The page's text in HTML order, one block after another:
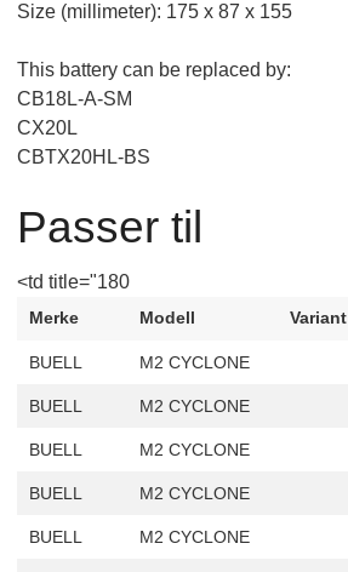
Size (millimeter): 175 x 87 x 155
This battery can be replaced by:
CB18L-A-SM
CX20L
CBTX20HL-BS
Passer til
<td title="180
Merke Modell Variant
BUELL M2 CYCLONE
BUELL M2 CYCLONE
BUELL M2 CYCLONE
BUELL M2 CYCLONE
BUELL M2 CYCLONE